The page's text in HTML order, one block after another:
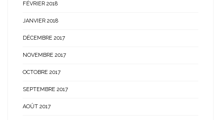
FÉVRIER 2018
JANVIER 2018
DÉCEMBRE 2017
NOVEMBRE 2017
OCTOBRE 2017
SEPTEMBRE 2017
AOÛT 2017